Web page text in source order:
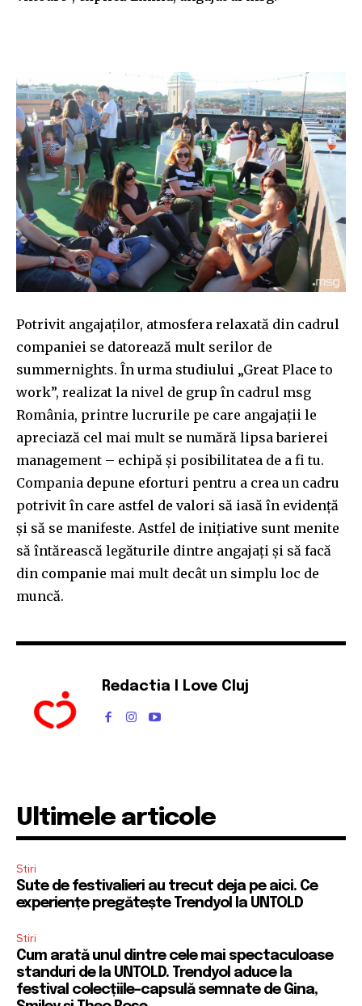
Potrivit angajaților, atmosfera relaxată din cadrul
companiei se datorează mult serilor de
summernights. În urma studiului „Great Place to
work”, realizat la nivel de grup în cadrul msg
România, printre lucrurile pe care angajații le
apreciază cel mai mult se numără lipsa barierei
management – echipă şi posibilitatea de a fi tu.
Compania depune eforturi pentru a crea un cadru
potrivit în care astfel de valori să iasă în evidenţă
şi să se manifeste. Astfel de inițiative sunt menite
să întărească legăturile dintre angajați şi să facă
din companie mai mult decât un simplu loc de
muncă.
Redactia I Love Cluj
Ultimele articole
Stiri
Sute de festivalieri au trecut deja pe aici. Ce
experiențe pregătește Trendyol la UNTOLD
Stiri
Cum arată unul dintre cele mai spectaculoase
standuri de la UNTOLD. Trendyol aduce la
festival colecțiile-capsulă semnate de Gina,